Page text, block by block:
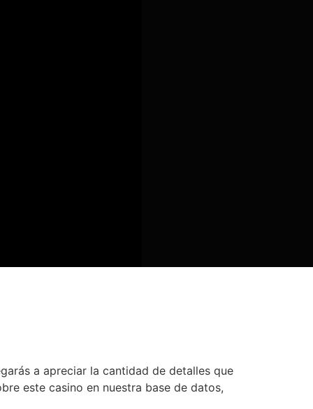
a apreciar la cantidad de detalles que
este casino en nuestra base de datos,